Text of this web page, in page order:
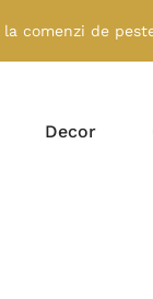
comenzi de
Decor